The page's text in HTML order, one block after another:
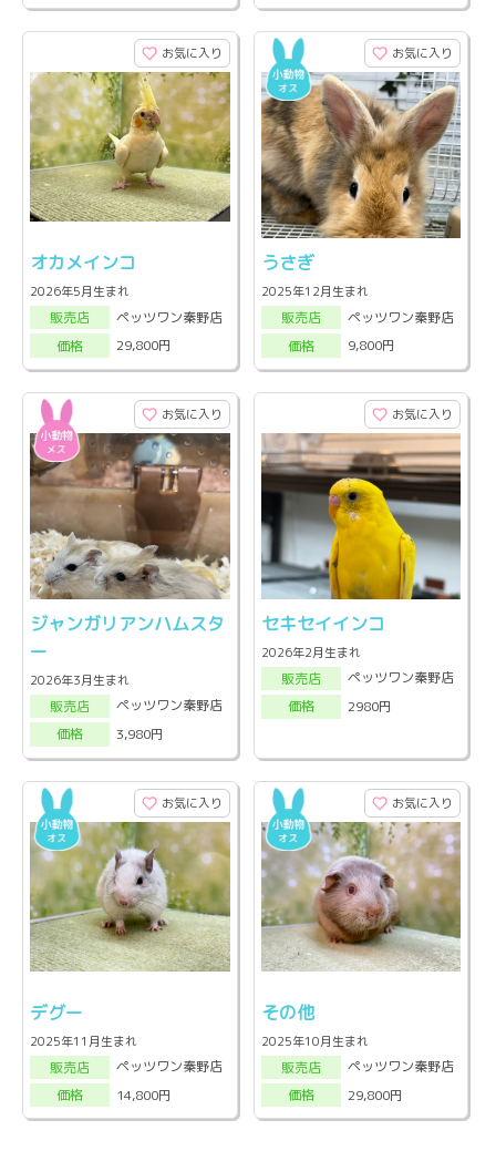
お気に入り
オカメインコ
2026年5月生まれ
販売店
ペッツワン秦野店
価格
29,800円
お気に入り
うさぎ
2025年12月生まれ
販売店
ペッツワン秦野店
価格
9,800円
お気に入り
ジャンガリアンハムスタ
ー
2026年3月生まれ
販売店
ペッツワン秦野店
価格
3,980円
お気に入り
セキセイインコ
2026年2月生まれ
販売店
ペッツワン秦野店
価格
2980円
お気に入り
デグー
2025年11月生まれ
販売店
ペッツワン秦野店
価格
14,800円
お気に入り
その他
2025年10月生まれ
販売店
ペッツワン秦野店
価格
29,800円